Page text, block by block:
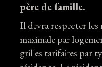
père de famille.
Il devra respecter
maximale par
grilles tarifaires par